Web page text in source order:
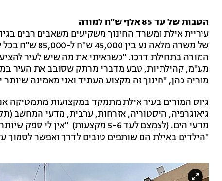
הטבות של עד 85 אלף ש"ח למורה
עיריית אילת ומשרד החינוך משקיעים משאבים רבים
של משרה מלאה
המורה בתחילת דרכו. "כשראיתי את מה שיש לעיר
מע"מ, קהילתיות, טבע מדברי מרתק שסובב את העיר
מוריה כהן, "חינוך זה מקצוע העתיד ואני מאמינה
גיאוגרפיה, היסטוריה, אזרחות, ערבית, מדעי המחשב
מדעי הים. (לצמצם לעד 5-6 מקצעות)
"הילדים באילת הם שותפים טובים לדרך ואפשר לסמוך